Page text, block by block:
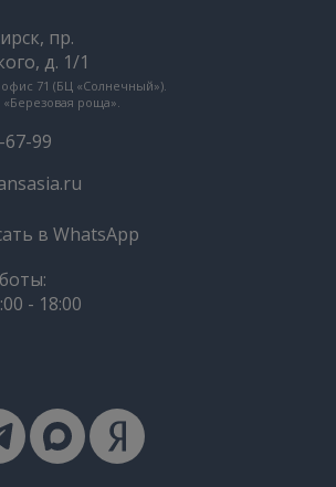
пр.
д. 1/1
офис 71 (БЦ «Солнечный»).
роща».
67-99
в WhatsApp
- 18:00